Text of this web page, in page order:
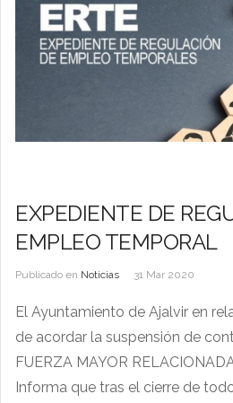
EXPEDIENTE DE
EMPLEO TEMPORAL
Publicado en Noticias 31 Mar 2020
El Ayuntamiento de Ajalvir en
de acordar la suspensión de
FUERZA MAYOR
Informa que tras el cierre de